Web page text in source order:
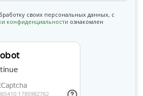
своих персональных данных, с
конфиденциальности ознакомлен